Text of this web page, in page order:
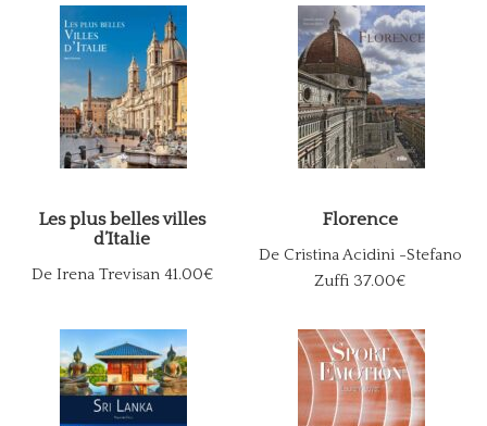
Les plus belles villes
d’Italie
De Irena Trevisan 41.00€
Florence
De Cristina Acidini -Stefano
Zuffi 37.00€